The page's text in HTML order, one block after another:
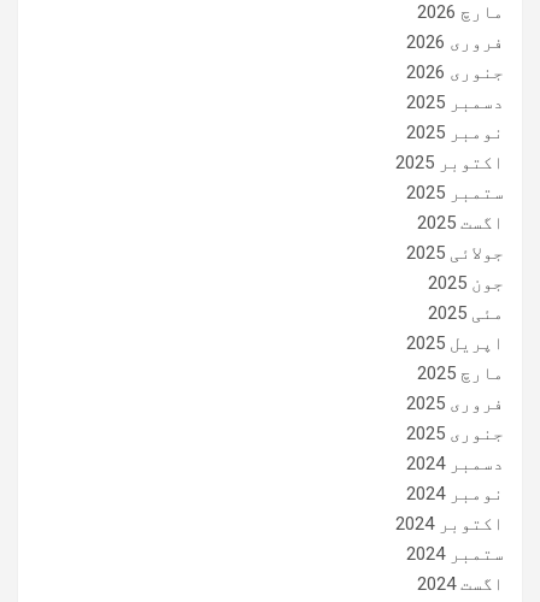
مارچ 2026
فروری 2026
جنوری 2026
دسمبر 2025
نومبر 2025
اکتوبر 2025
ستمبر 2025
اگست 2025
جولائی 2025
جون 2025
مئی 2025
اپریل 2025
مارچ 2025
فروری 2025
جنوری 2025
دسمبر 2024
نومبر 2024
اکتوبر 2024
ستمبر 2024
اگست 2024